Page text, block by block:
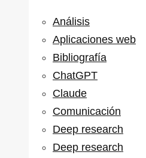
Análisis
Aplicaciones web
Bibliografía
ChatGPT
Claude
Comunicación
Deep research
Deep research